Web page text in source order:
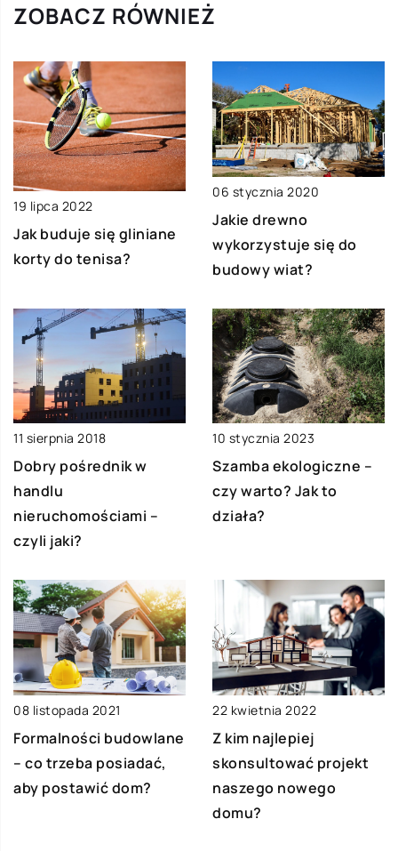
ZOBACZ RÓWNIEŻ
19 lipca 2022
Jak buduje się gliniane
korty do tenisa?
06 stycznia 2020
Jakie drewno
wykorzystuje się do
budowy wiat?
11 sierpnia 2018
Dobry pośrednik w
handlu
nieruchomościami –
czyli jaki?
10 stycznia 2023
Szamba ekologiczne –
czy warto? Jak to
działa?
08 listopada 2021
Formalności budowlane
– co trzeba posiadać,
aby postawić dom?
22 kwietnia 2022
Z kim najlepiej
skonsultować projekt
naszego nowego
domu?